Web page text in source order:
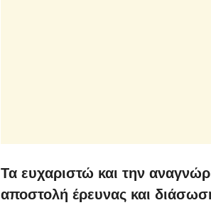
Τα ευχαριστώ και την
αποστολή έρευνας και